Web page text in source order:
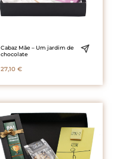
Cabaz Mãe – Um jardim de
chocolate
27,10 €